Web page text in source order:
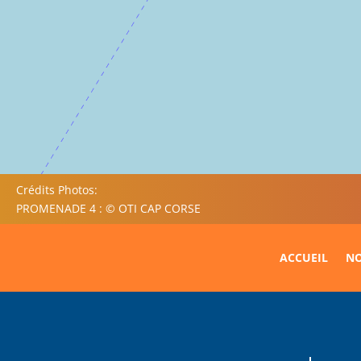
Crédits Photos:
PROMENADE 4 : © OTI CAP CORSE
ACCUEIL